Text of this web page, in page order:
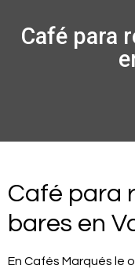
Café para
Café para
bares en
En Cafés Marqués le